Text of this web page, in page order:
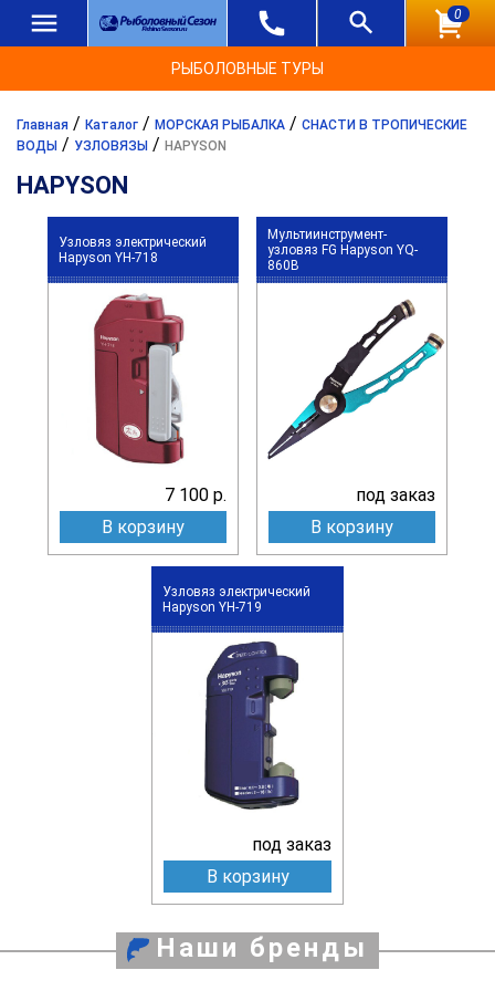
0
РЫБОЛОВНЫЕ ТУРЫ
Главная / Каталог / МОРСКАЯ РЫБАЛКА / СНАСТИ В ТРОПИЧЕСКИЕ
ВОДЫ / УЗЛОВЯЗЫ / HAPYSON
HAPYSON
Узловяз электрический
Hapyson YH-718
7 100 р.
В корзину
Мультиинструмент-
узловяз FG Hapyson YQ-
860B
под заказ
В корзину
Узловяз электрический
Hapyson YH-719
под заказ
В корзину
Наши бренды